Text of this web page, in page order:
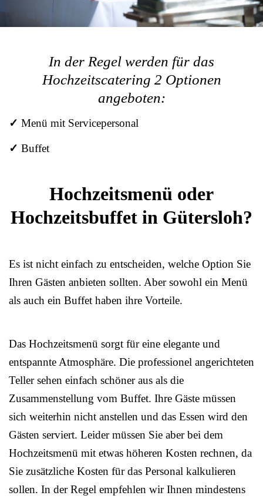
In der Regel werden für das
Hochzeitscatering 2 Optionen
angeboten:
✓ Menü mit Servicepersonal
✓ Buffet
Hochzeitsmenü oder
Hochzeitsbuffet in Gütersloh?
Es ist nicht einfach zu entscheiden, welche Option Sie
Ihren Gästen anbieten sollten. Aber sowohl ein Menü
als auch ein Buffet haben ihre Vorteile.
Das Hochzeitsmenü sorgt für eine elegante und
entspannte Atmosphäre. Die professionel angerichteten
Teller sehen einfach schöner aus als die
Zusammenstellung vom Buffet. Ihre Gäste müssen
sich weiterhin nicht anstellen und das Essen wird den
Gästen serviert. Leider müssen Sie aber bei dem
Hochzeitsmenü mit etwas höheren Kosten rechnen, da
Sie zusätzliche Kosten für das Personal kalkulieren
sollen. In der Regel empfehlen wir Ihnen mindestens